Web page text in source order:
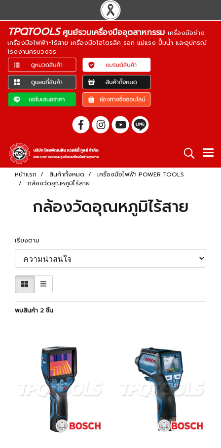
TPQTOOLSศูนย์รวมเครื่องมืออุตสาหกรรม เครื่องมือช่าง
เครื่องมือไฟฟ้า-ไร้สาย เครื่องมือไฮโดรลิค รอก แม่แรง ปั๊มน้ำ และอุปกรณ์
โรงงานครบวงจร
หน้าแรก สินค้าทั้งหมด
เครื่องมือไฟฟ้า POWER TOOLS
กล้องวัดอุณหภูมิไร้สาย
กล้องวัดอุณหภูมิไร้สาย
เรียงตาม
พบสินค้า 2 ชิ้น